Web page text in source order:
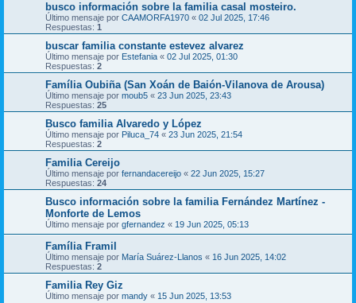
busco información sobre la familia casal mosteiro.
Último mensaje por CAAMORFA1970 « 02 Jul 2025, 17:46
Respuestas: 1
buscar familia constante estevez alvarez
Último mensaje por Estefania « 02 Jul 2025, 01:30
Respuestas: 2
Família Oubiña (San Xoán de Baión-Vilanova de Arousa)
Último mensaje por moub5 « 23 Jun 2025, 23:43
Respuestas: 25
Busco familia Alvaredo y López
Último mensaje por Piluca_74 « 23 Jun 2025, 21:54
Respuestas: 2
Familia Cereijo
Último mensaje por fernandacereijo « 22 Jun 2025, 15:27
Respuestas: 24
Busco información sobre la familia Fernández Martínez -
Monforte de Lemos
Último mensaje por gfernandez « 19 Jun 2025, 05:13
Família Framil
Último mensaje por María Suárez-Llanos « 16 Jun 2025, 14:02
Respuestas: 2
Familia Rey Giz
Último mensaje por mandy « 15 Jun 2025, 13:53